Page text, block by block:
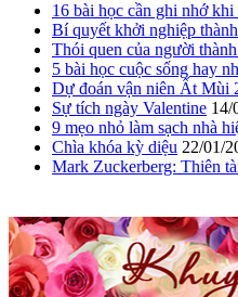
16 bài học cần ghi nhớ
Bí quyết khởi nghiệp
Thói quen của người
5 bài học cuộc sống hay
Dự đoán vận niên Ất Mùi
Sự tích ngày Valentine 14/
9 mẹo nhỏ làm sạch nhà
Chìa khóa kỳ diệu 22/01/
Mark Zuckerberg: Thiên